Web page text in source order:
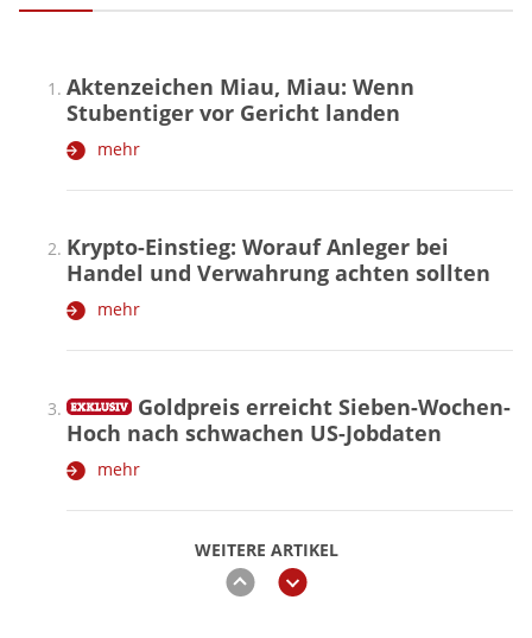
WEITERE ARTIKEL
zurückweiter
Aktenzeichen Miau, Miau: Wenn
Stubentiger vor Gericht landen
mehr
Krypto-Einstieg: Worauf Anleger bei
Handel und Verwahrung achten sollten
mehr
Goldpreis erreicht Sieben-Wochen-
Hoch nach schwachen US-Jobdaten
mehr